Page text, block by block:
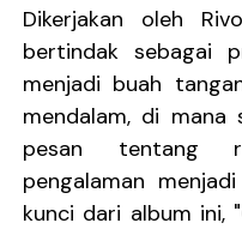
Dikerjakan oleh
bertindak sebagai
menjadi buah
mendalam, di mana
pesan tentang
pengalaman
kunci dari album ini,